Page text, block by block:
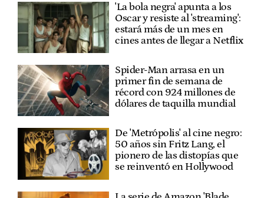
'La bola negra' apunta a los
Oscar y resiste al 'streaming':
estará más de un mes en
cines antes de llegar a Netflix
Spider-Man arrasa en un
primer fin de semana de
récord con 924 millones de
dólares de taquilla mundial
De 'Metrópolis' al cine negro:
50 años sin Fritz Lang, el
pionero de las distopías que
se reinventó en Hollywood